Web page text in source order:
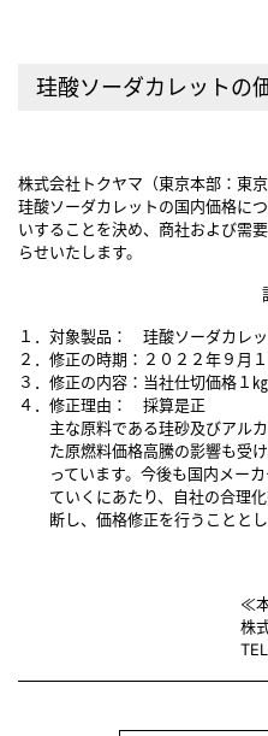
珪酸ソーダカレットの
株式会社トクヤマ（東京本部：東
珪酸ソーダカレットの国内価格に
いすることを決め、商社および需
らせいたします。
１．対象製品：
珪酸ソーダカレ
２．修正の時期： ２０２２年９月
３．修正の内容： 当社仕切価格１
４．修正理由：
採算是正
主な原料である珪砂及びアル
た原燃料価格高騰の影響も受
っています。今後も国内メー
ていくにあたり、自社の合理
断し、価格修正を行うこととし
≪
株